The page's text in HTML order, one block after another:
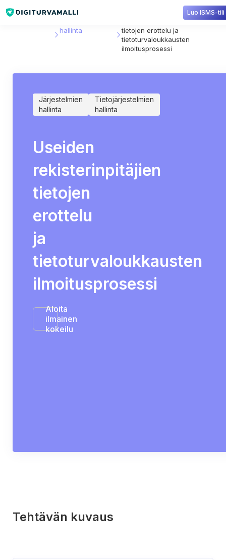
Luo ISMS-tili
hallinta
Useiden rekisterinpitäjien
tietojen erottelu ja
tietoturvaloukkausten
ilmoitusprosessi
Järjestelmien
hallinta
Tietojärjestelmien
hallinta
Useiden
rekisterinpitäjien
tietojen
erottelu
ja
tietoturvaloukkausten
ilmoitusprosessi
Aloita
ilmainen
kokeilu
Tehtävän kuvaus